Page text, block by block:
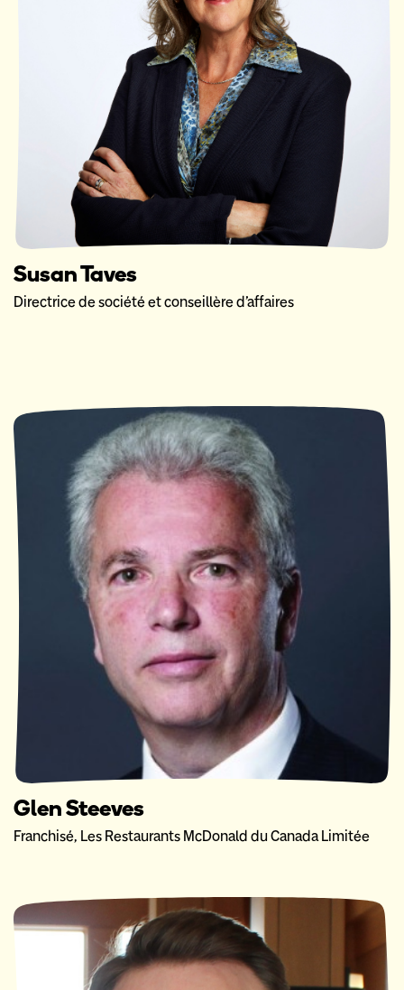
Susan Taves
Directrice de société et conseillère d’affaires
Glen Steeves
Franchisé, Les Restaurants McDonald du Canada Limitée